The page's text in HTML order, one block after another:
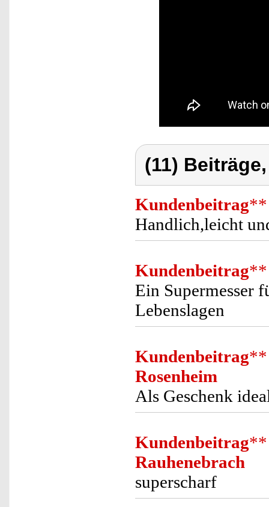
(11)
Kundenbeitrag**
Handlich,leicht
Kundenbeitrag**
Ein Supermesser
Lebenslagen
Kundenbeitrag**
Rosenheim
Als Geschenk
Kundenbeitrag**
Rauhenebrach
superscharf